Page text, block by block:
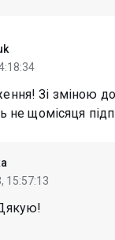
Зі зміною
не щомісяця
15:57:13